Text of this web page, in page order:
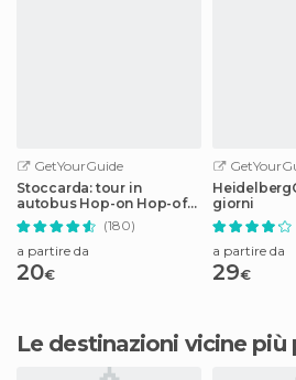
GetYourGuide
Stoccarda: tour in
autobus Hop-on Hop-off
di 24 ore
(180)
a partire da
20€
giorni
a partire da
29€
Le destinazioni vicine